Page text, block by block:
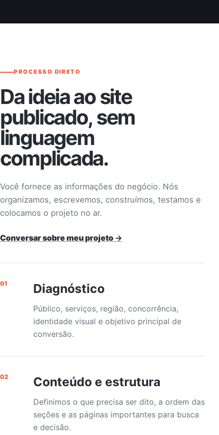
PROCESSO DIRETO
Da ideia ao site
publicado, sem
linguagem
complicada.
Você fornece as informações do negócio. Nós
organizamos, escrevemos, construímos, testamos e
colocamos o projeto no ar.
Conversar sobre meu projeto →
01 Diagnóstico
Público, serviços, região, concorrência,
identidade visual e objetivo principal de
conversão.
02 Conteúdo e estrutura
Definimos o que precisa ser dito, a ordem das
seções e as páginas importantes para busca
e decisão.